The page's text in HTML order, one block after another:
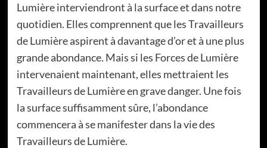
Lumière interviendront à la surface et dans notre
quotidien. Elles comprennent que les Travailleurs
de Lumière aspirent à davantage d’or et à une plus
grande abondance. Mais si les Forces de Lumière
intervenaient maintenant, elles mettraient les
Travailleurs de Lumière en grave danger. Une fois
la surface suffisamment sûre, l’abondance
commencera à se manifester dans la vie des
Travailleurs de Lumière.